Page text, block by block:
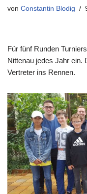
von Constantin Blodig
Für fünf Runden
Nittenau jedes Jahr ein.
Vertreter ins Rennen.